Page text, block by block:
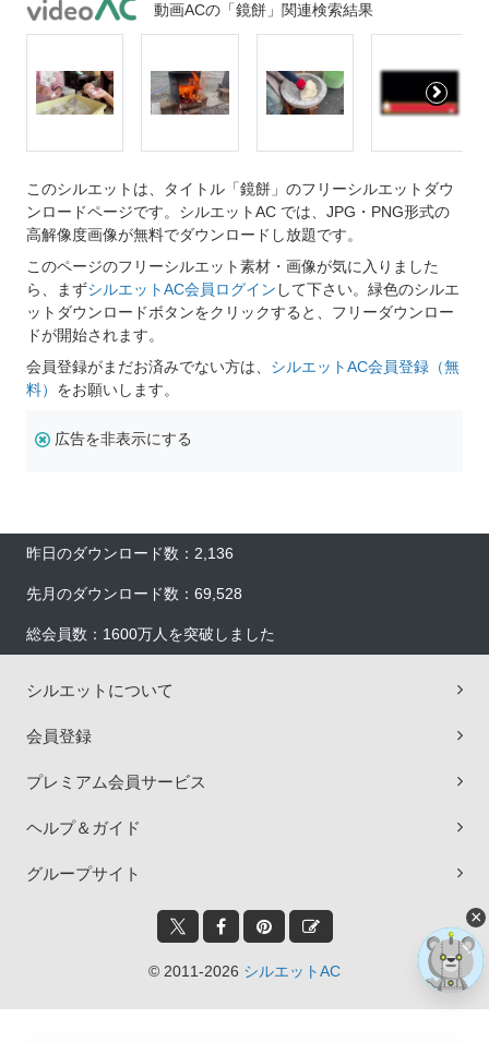
動画ACの「鏡餅」関連検索結果
このシルエットは、タイトル「鏡餅」のフリーシルエットダウ
ンロードページです。シルエットAC では、JPG・PNG形式の
高解像度画像が無料でダウンロードし放題です。
このページのフリーシルエット素材・画像が気に入りました
ら、まずシルエットAC会員ログイン して下さい。緑色のシルエ
ットダウンロードボタンをクリックすると、フリーダウンロー
ドが開始されます。
会員登録がまだお済みでない方は、 シルエットAC会員登録（無
料） をお願いします。
広告を非表示にする
昨日のダウンロード数：2,136
先月のダウンロード数：69,528
総会員数：1600万人を突破しました
シルエットについて
会員登録
プレミアム会員サービス
ヘルプ＆ガイド
グループサイト
© 2011-2026 シルエットAC
×